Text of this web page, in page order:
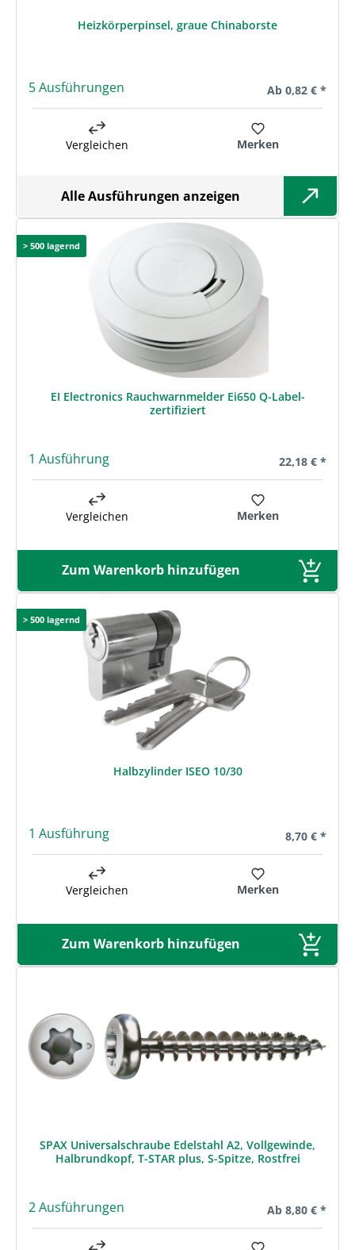
Heizkörperpinsel, graue Chinaborste
5 Ausführungen Regulärer Preis:
Ab 0,82 € *
Vergleichen Merken
Alle Ausführungen anzeigen
> 500 lagernd
EI Electronics Rauchwarnmelder Ei650 Q-Label-
zertifiziert
1 Ausführung Regulärer
22,18 € *
Vergleichen Merken
Zum Warenkorb hinzufügen
> 500 lagernd
Halbzylinder ISEO 10/30
1 Ausführung Regulärer
8,70 € *
Vergleichen Merken
Zum Warenkorb hinzufügen
SPAX Universalschraube Edelstahl A2, Vollgewinde,
Halbrundkopf, T-STAR plus, S-Spitze, Rostfrei
2 Ausführungen Regulärer Preis:
Ab 8,80 € *